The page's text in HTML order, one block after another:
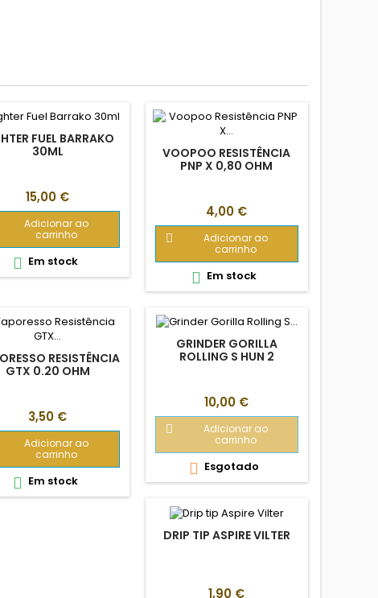
FUEL BARRAKO
30ML
Preço
15,00 €
Adicionar ao
carrinho
 Em stock
VOOPOO RESISTÊNCIA
PNP X 0,80 OHM
Preço
4,00 €

Adicionar ao
carrinho
 Em stock
RESISTÊNCIA
GTX 0.20 OHM
Preço
3,50 €
Adicionar ao
carrinho
 Em stock
GRINDER GORILLA
ROLLING S HUN 2
Preço
10,00 €

Adicionar ao
carrinho
 Esgotado
DRIP TIP ASPIRE VILTER
Preço
1,90 €